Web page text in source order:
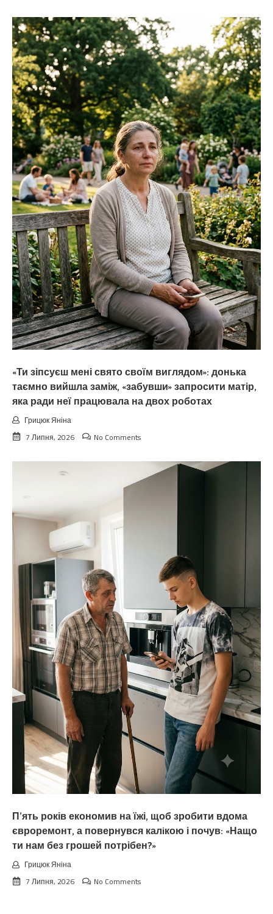
«Ти зіпсуєш мені свято своїм виглядом»: донька
таємно вийшла заміж, «забувши» запросити матір,
яка ради неї працювала на двох роботах
Грицюк Яніна
7 Липня, 2026
No Comments
П’ять років економив на їжі, щоб зробити вдома
євроремонт, а повернувся калiкою і почув: «Нащо
ти нам без грошей потрібен?»
Грицюк Яніна
7 Липня, 2026
No Comments